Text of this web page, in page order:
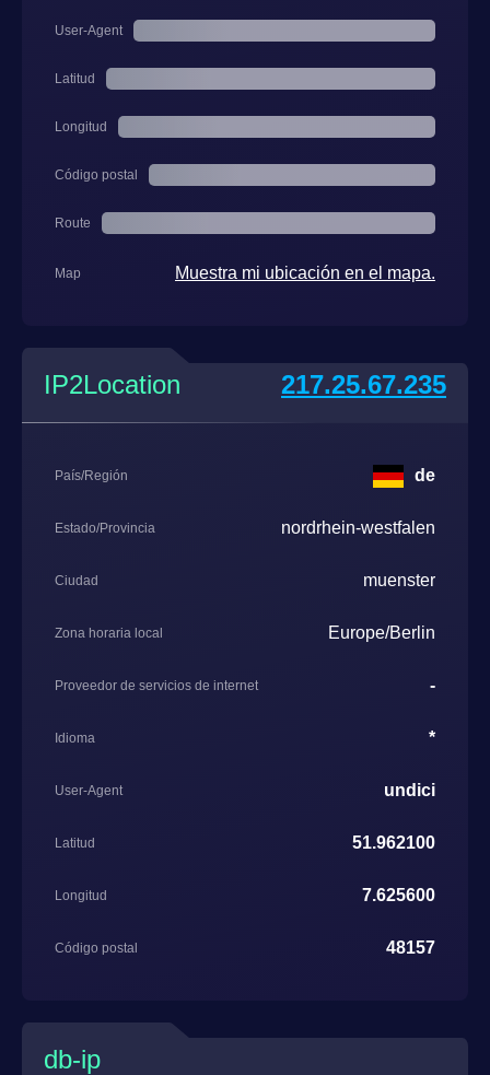
User-Agent
Latitud
Longitud
Código postal
Route
Map Muestra mi ubicación en el mapa.
IP2Location 217.25.67.235
País/Región de
Estado/Provincia nordrhein-westfalen
Ciudad muenster
Zona horaria local Europe/Berlin
Proveedor de servicios de internet -
Idioma *
User-Agent undici
Latitud 51.962100
Longitud 7.625600
Código postal 48157
db-ip